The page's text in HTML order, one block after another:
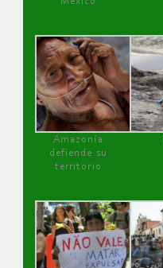
Amazonía
defiende su
territorio